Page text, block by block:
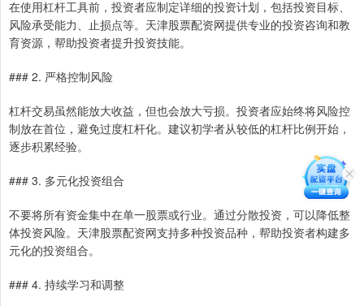
在使用杠杆工具前，投资者应制定详细的投资计划，包括投资目标、
风险承受能力、止损点等。天津股票配资网提供专业的投资咨询和教
育资源，帮助投资者提升投资技能。
### 2. 严格控制风险
杠杆交易虽然能放大收益，但也会放大亏损。投资者应始终将风险控
制放在首位，避免过度杠杆化。建议初学者从较低的杠杆比例开始，
逐步积累经验。
### 3. 多元化投资组合
不要将所有资金集中在单一股票或行业。通过分散投资，可以降低整
体投资风险。天津股票配资网支持多种投资品种，帮助投资者构建多
元化的投资组合。
### 4. 持续学习和调整